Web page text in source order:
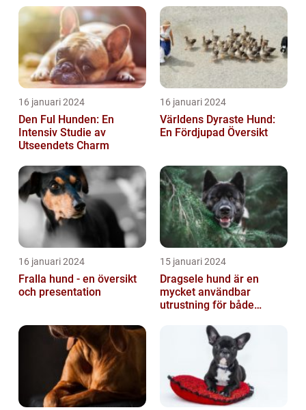
16 januari 2024
Den Ful Hunden: En
Intensiv Studie av
Utseendets Charm
16 januari 2024
Världens Dyraste Hund:
En Fördjupad Översikt
16 januari 2024
Fralla hund - en översikt
och presentation
15 januari 2024
Dragsele hund är en
mycket användbar
utrustning för både